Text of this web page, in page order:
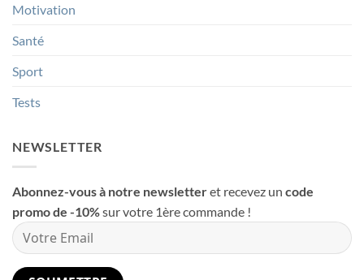
Motivation
Santé
Sport
Tests
NEWSLETTER
Abonnez-vous à notre newsletteret recevez un code
promo de -10%sur votre 1ère commande !